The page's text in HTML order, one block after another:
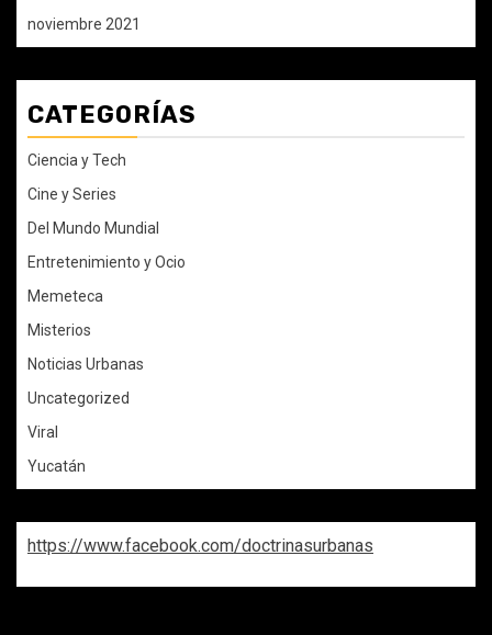
noviembre 2021
CATEGORÍAS
Ciencia y Tech
Cine y Series
Del Mundo Mundial
Entretenimiento y Ocio
Memeteca
Misterios
Noticias Urbanas
Uncategorized
Viral
Yucatán
https://www.facebook.com/doctrinasurbanas